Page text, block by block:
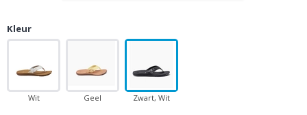
Kleur
Wit Geel Zwart, Wit